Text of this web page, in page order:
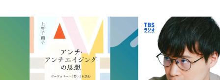
トピックス
TBS Podcast
お知らせ
イベント・グッズ
YouTube
会社情報